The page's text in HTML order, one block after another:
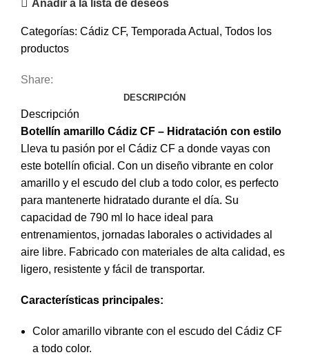
Añadir a la lista de deseos
Categorías: Cádiz CF, Temporada Actual , Todos los
productos
Share:
DESCRIPCIÓN
Descripción
Botellín amarillo Cádiz CF – Hidratación con estilo
Lleva tu pasión por el Cádiz CF a donde vayas con
este botellín oficial. Con un diseño vibrante en color
amarillo y el escudo del club a todo color, es perfecto
para mantenerte hidratado durante el día. Su
capacidad de 790 ml lo hace ideal para
entrenamientos, jornadas laborales o actividades al
aire libre. Fabricado con materiales de alta calidad, es
ligero, resistente y fácil de transportar.
Características principales:
Color amarillo vibrante con el escudo del Cádiz CF
a todo color.